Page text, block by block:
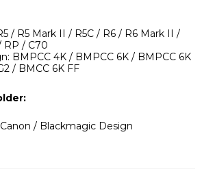
/ R5 Mark II / R5C / R6 / R6 Mark II /
RP / C70
BMPCC 4K / BMPCC 6K / BMPCC 6K
/ BMCC 6K FF
/ Blackmagic Design